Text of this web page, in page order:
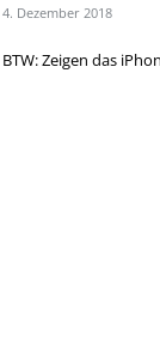
4. Dezember 2018
BTW: Zeigen das